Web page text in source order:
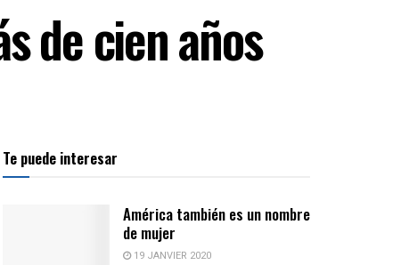
de cien años
Te puede interesar
América también es un nombre
de mujer
19 JANVIER 2020